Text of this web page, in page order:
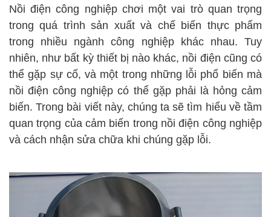
Nồi điện công nghiệp chơi một vai trò quan trọng
trong quá trình sản xuất và chế biến thực phẩm
trong nhiều ngành công nghiệp khác nhau. Tuy
nhiên, như bất kỳ thiết bị nào khác, nồi điện cũng có
thể gặp sự cố, và một trong những lỗi phổ biến mà
nồi điện công nghiệp có thể gặp phải là hỏng cảm
biến. Trong bài viết này, chúng ta sẽ tìm hiểu về tầm
quan trọng của cảm biến trong nồi điện công nghiệp
và cách nhận sửa chữa khi chúng gặp lỗi.